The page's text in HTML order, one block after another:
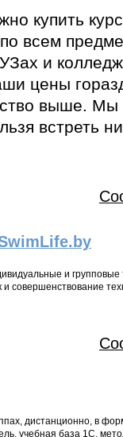
купить
всем
и
цены
выше.
встреть
и групповые
и совершенствование
дистанционно, в
учебная база 1С,